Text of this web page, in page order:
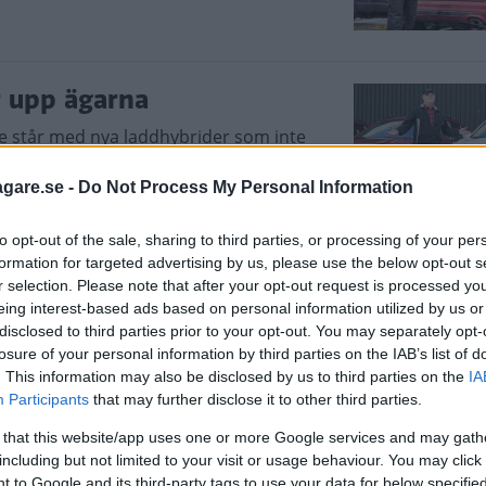
- Do Not Process My Personal Information
opt-out of the sale, sharing to third parties, or processing of your
for targeted advertising by us, please use the below opt-out
selection. Please note that after your opt-out request is processed
interest-based ads based on personal information utilized by us
to third parties prior to your opt-out. You may separately
of your personal information by third parties on the IAB’s list of
This information may also be disclosed by us to third parties on the
Participants that may further disclose it to other third parties.
that this website/app uses one or more Google services and may
but not limited to your visit or usage behaviour. You may
ägarna
står med nya laddhybrider som inte
levererade. Orsaken:
i Ford Kuga
Kuga på grund av brandrisk. Men
få reda på brandrisken.